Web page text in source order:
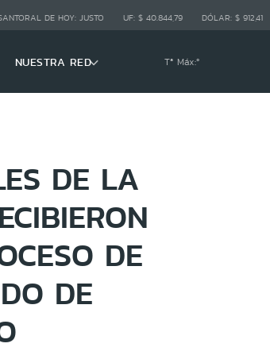
DE HOY: JUSTO UF: $ 40.844,79 DÓLAR: $ 912,41
NUESTRA RED Tª Máx:º
DE LA
DE
DE